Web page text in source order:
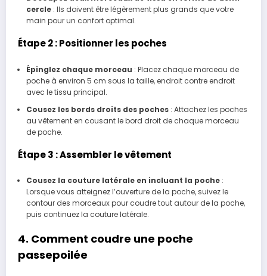
cercle: Ils doivent être légèrement plus grands que votre
main pour un confort optimal.
Étape 2 : Positionner les poches
Épinglez chaque morceau : Placez chaque morceau de
poche à environ 5 cm sous la taille, endroit contre endroit
avec le tissu principal.
Cousez les bords droits des poches: Attachez les poches
au vêtement en cousant le bord droit de chaque morceau
de poche.
Étape 3 : Assembler le vêtement
Cousez la couture latérale en incluant la poche:
Lorsque vous atteignez l’ouverture de la poche, suivez le
contour des morceaux pour coudre tout autour de la poche,
puis continuez la couture latérale.
4. Comment coudre une poche
passepoilée